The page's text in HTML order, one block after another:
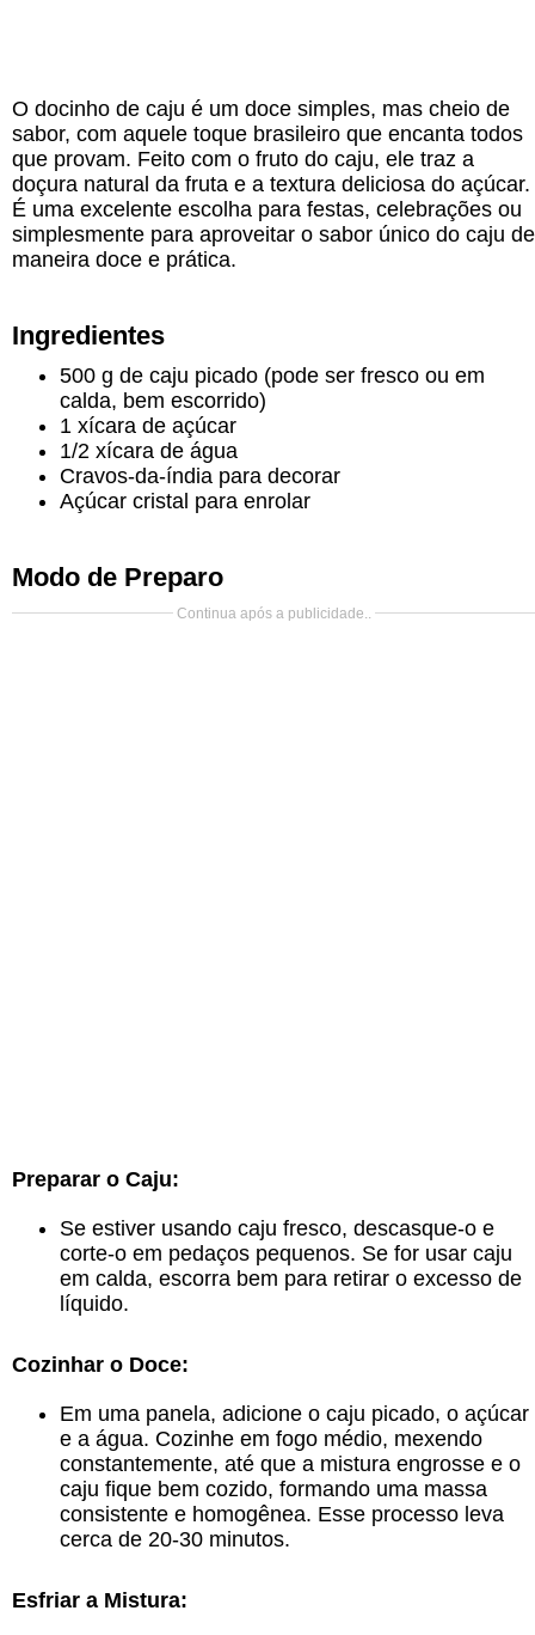
O docinho de caju é um doce simples, mas cheio de
sabor, com aquele toque brasileiro que encanta todos
que provam. Feito com o fruto do caju, ele traz a
doçura natural da fruta e a textura deliciosa do açúcar.
É uma excelente escolha para festas, celebrações ou
simplesmente para aproveitar o sabor único do caju de
maneira doce e prática.
Ingredientes
500 g de caju picado (pode ser fresco ou em
calda, bem escorrido)
1 xícara de açúcar
1/2 xícara de água
Cravos-da-índia para decorar
Açúcar cristal para enrolar
Modo de Preparo
Continua após a publicidade..
Preparar o Caju:
Se estiver usando caju fresco, descasque-o e
corte-o em pedaços pequenos. Se for usar caju
em calda, escorra bem para retirar o excesso de
líquido.
Cozinhar o Doce:
Em uma panela, adicione o caju picado, o açúcar
e a água. Cozinhe em fogo médio, mexendo
constantemente, até que a mistura engrosse e o
caju fique bem cozido, formando uma massa
consistente e homogênea. Esse processo leva
cerca de 20-30 minutos.
Esfriar a Mistura: